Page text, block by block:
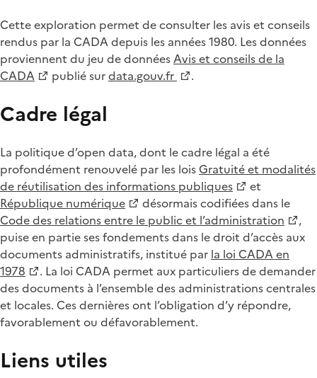
Cette exploration permet de consulter les avis et conseils
rendus par la CADA depuis les années 1980. Les données
proviennent du jeu de donnéesAvis et conseils de la
CADA
publié surdata.gouv.fr .
Cadre légal
La politique d’open data, dont le cadre légal a été
profondément renouvelé par les loisGratuité et modalités
de réutilisation des informations publiques
et
République numérique
désormais codifiées dans le
Code des relations entre le public et l’administration
,
puise en partie ses fondements dans le droit d’accès aux
documents administratifs, institué par la loi CADA en
1978
. La loi CADA permet aux particuliers de demander
des documents à l’ensemble des administrations centrales
et locales. Ces dernières ont l’obligation d’y répondre,
favorablement ou défavorablement.
Liens utiles